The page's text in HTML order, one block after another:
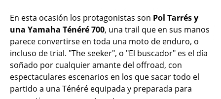
En esta ocasión los protagonistas son Pol Tarrés y
una Yamaha Ténéré 700, una trail que en sus manos
parece convertirse en toda una moto de enduro, o
incluso de trial. "The seeker", o "El buscador" es el día
soñado por cualquier amante del offroad, con
espectaculares escenarios en los que sacar todo el
partido a una Ténéré equipada y preparada para